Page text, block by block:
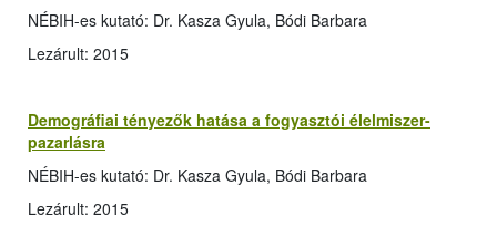
NÉBIH-es kutató: Dr. Kasza Gyula, Bódi Barbara
Lezárult: 2015
Demográfiai tényezők hatása a fogyasztói élelmiszer-
pazarlásra
NÉBIH-es kutató: Dr. Kasza Gyula, Bódi Barbara
Lezárult: 2015